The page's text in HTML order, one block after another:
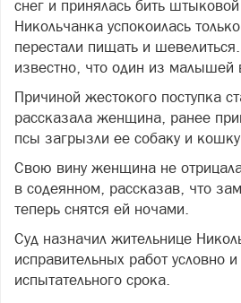
снег и принялась бить
Никольчанка успокоилась
перестали пищать и
известно, что один из
Причиной жестокого поступка
рассказала женщина, ранее
псы загрызли ее собаку и
Свою вину женщина не
в содеянном, рассказав, что
теперь снятся ей ночами.
Суд назначил жительнице
исправительных работ условно
испытательного срока.